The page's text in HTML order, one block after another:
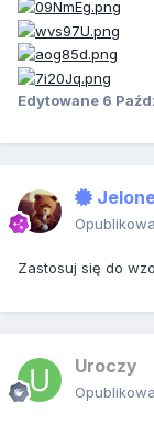
Edytowane 6
Zastosuj się do
Uroczy